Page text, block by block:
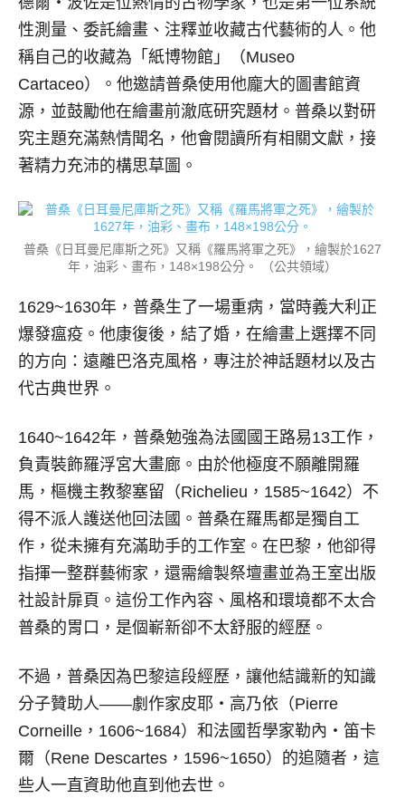
性測量、委託繪畫、注釋並收藏古代藝術的人。他
稱自己的收藏為「紙博物館」（Museo
Cartaceo）。他邀請普桑使用他龐大的圖書館資
源，並鼓勵他在繪畫前澈底研究題材。普桑以對研
究主題充滿熱情聞名，他會閱讀所有相關文獻，接
著精力充沛的構思草圖。
普桑《日耳曼尼庫斯之死》又稱《羅馬將軍之死》，繪製於1627
年，油彩、畫布，148×198公分。 （公共領域）
1629~1630年，普桑生了一場重病，當時義大利正
爆發瘟疫。他康復後，結了婚，在繪畫上選擇不同
的方向：遠離巴洛克風格，專注於神話題材以及古
代古典世界。
1640~1642年，普桑勉強為法國國王路易13工作，
負責裝飾羅浮宮大畫廊。由於他極度不願離開羅
馬，樞機主教黎塞留（Richelieu，1585~1642）不
得不派人護送他回法國。普桑在羅馬都是獨自工
作，從未擁有充滿助手的工作室。在巴黎，他卻得
指揮一整群藝術家，還需繪製祭壇畫並為王室出版
社設計扉頁。這份工作內容、風格和環境都不太合
普桑的胃口，是個嶄新卻不太舒服的經歷。
不過，普桑因為巴黎這段經歷，讓他結識新的知識
分子贊助人——劇作家皮耶‧高乃依（Pierre
Corneille，1606~1684）和法國哲學家勒內‧笛卡
爾（Rene Descartes，1596~1650）的追隨者，這
些人一直資助他直到他去世。